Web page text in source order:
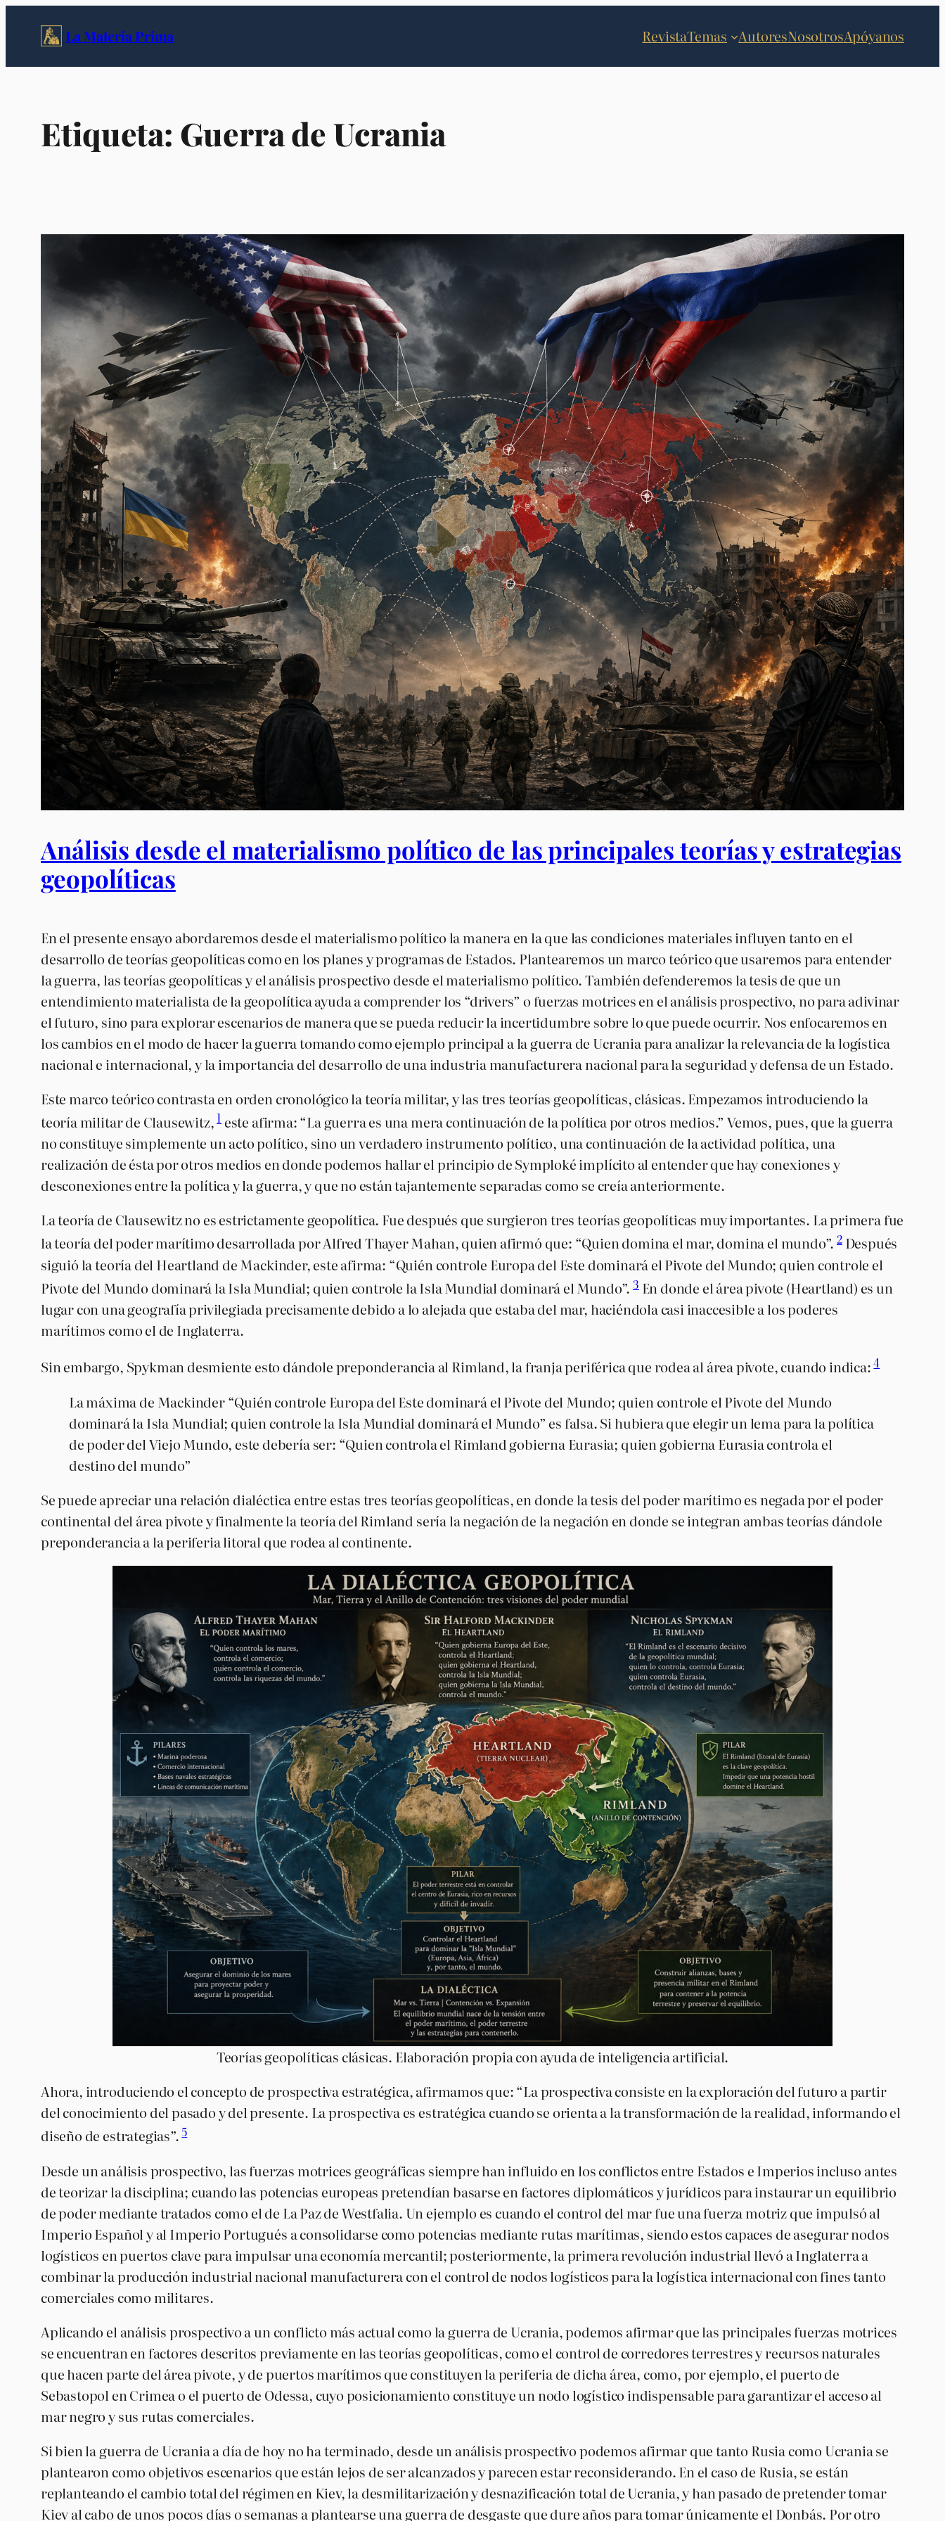
La Materia Prima RevistaTemas AutoresNosotrosApóyanos
Etiqueta: Guerra de Ucrania
Análisis desde el materialismo político de las principales teorías y estrategias
geopolíticas
En el presente ensayo abordaremos desde el materialismo político la manera en la que las condiciones materiales influyen tanto en el
desarrollo de teorías geopolíticas como en los planes y programas de Estados. Plantearemos un marco teórico que usaremos para entender
la guerra, las teorías geopolíticas y el análisis prospectivo desde el materialismo político. También defenderemos la tesis de que un
entendimiento materialista de la geopolítica ayuda a comprender los “drivers” o fuerzas motrices en el análisis prospectivo, no para adivinar
el futuro, sino para explorar escenarios de manera que se pueda reducir la incertidumbre sobre lo que puede ocurrir. Nos enfocaremos en
los cambios en el modo de hacer la guerra tomando como ejemplo principal a la guerra de Ucrania para analizar la relevancia de la logística
nacional e internacional, y la importancia del desarrollo de una industria manufacturera nacional para la seguridad y defensa de un Estado.
Este marco teórico contrasta en orden cronológico la teoría militar, y las tres teorías geopolíticas, clásicas. Empezamos introduciendo la
teoría militar de Clausewitz,1 este afirma: “La guerra es una mera continuación de la política por otros medios.” Vemos, pues, que la guerra
no constituye simplemente un acto político, sino un verdadero instrumento político, una continuación de la actividad política, una
realización de ésta por otros medios en donde podemos hallar el principio de Symploké implícito al entender que hay conexiones y
desconexiones entre la política y la guerra, y que no están tajantemente separadas como se creía anteriormente.
La teoría de Clausewitz no es estrictamente geopolítica. Fue después que surgieron tres teorías geopolíticas muy importantes. La primera fue
la teoría del poder marítimo desarrollada por Alfred Thayer Mahan, quien afirmó que: “Quien domina el mar, domina el mundo”. 2Después
siguió la teoría del Heartland de Mackinder, este afirma: “Quién controle Europa del Este dominará el Pivote del Mundo; quien controle el
Pivote del Mundo dominará la Isla Mundial; quien controle la Isla Mundial dominará el Mundo”. 3En donde el área pivote (Heartland) es un
lugar con una geografía privilegiada precisamente debido a lo alejada que estaba del mar, haciéndola casi inaccesible a los poderes
marítimos como el de Inglaterra.
Sin embargo, Spykman desmiente esto dándole preponderancia al Rimland, la franja periférica que rodea al área pivote, cuando indica:4
La máxima de Mackinder “Quién controle Europa del Este dominará el Pivote del Mundo; quien controle el Pivote del Mundo
dominará la Isla Mundial; quien controle la Isla Mundial dominará el Mundo” es falsa. Si hubiera que elegir un lema para la política
de poder del Viejo Mundo, este debería ser: “Quien controla el Rimland gobierna Eurasia; quien gobierna Eurasia controla el
destino del mundo”
Se puede apreciar una relación dialéctica entre estas tres teorías geopolíticas, en donde la tesis del poder marítimo es negada por el poder
continental del área pivote y finalmente la teoría del Rimland sería la negación de la negación en donde se integran ambas teorías dándole
preponderancia a la periferia litoral que rodea al continente.
Teorías geopolíticas clásicas. Elaboración propia con ayuda de inteligencia artificial.
Ahora, introduciendo el concepto de prospectiva estratégica, afirmamos que: “La prospectiva consiste en la exploración del futuro a partir
del conocimiento del pasado y del presente. La prospectiva es estratégica cuando se orienta a la transformación de la realidad, informando el
diseño de estrategias”.5
Desde un análisis prospectivo, las fuerzas motrices geográficas siempre han influido en los conflictos entre Estados e Imperios incluso antes
de teorizar la disciplina; cuando las potencias europeas pretendían basarse en factores diplomáticos y jurídicos para instaurar un equilibrio
de poder mediante tratados como el de La Paz de Westfalia. Un ejemplo es cuando el control del mar fue una fuerza motriz que impulsó al
Imperio Español y al Imperio Portugués a consolidarse como potencias mediante rutas marítimas, siendo estos capaces de asegurar nodos
logísticos en puertos clave para impulsar una economía mercantil; posteriormente, la primera revolución industrial llevó a Inglaterra a
combinar la producción industrial nacional manufacturera con el control de nodos logísticos para la logística internacional con fines tanto
comerciales como militares.
Aplicando el análisis prospectivo a un conflicto más actual como la guerra de Ucrania, podemos afirmar que las principales fuerzas motrices
se encuentran en factores descritos previamente en las teorías geopolíticas, como el control de corredores terrestres y recursos naturales
que hacen parte del área pivote, y de puertos marítimos que constituyen la periferia de dicha área, como, por ejemplo, el puerto de
Sebastopol en Crimea o el puerto de Odessa, cuyo posicionamiento constituye un nodo logístico indispensable para garantizar el acceso al
mar negro y sus rutas comerciales.
Si bien la guerra de Ucrania a día de hoy no ha terminado, desde un análisis prospectivo podemos afirmar que tanto Rusia como Ucrania se
plantearon como objetivos escenarios que están lejos de ser alcanzados y parecen estar reconsiderando. En el caso de Rusia, se están
replanteando el cambio total del régimen en Kiev, la desmilitarización y desnazificación total de Ucrania, y han pasado de pretender tomar
Kiev al cabo de unos pocos días o semanas a plantearse una guerra de desgaste que dure años para tomar únicamente el Donbás. Por otro